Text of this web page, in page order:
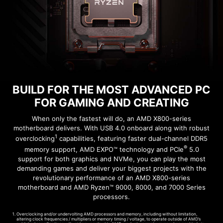
¡Añade más color si lo deseas! El conector
Mystic Light Extension ofrece una forma
intuitiva de controlar tiras RGB adicionales y
otros periféricos RGB añadidos al sistema, sin
AMBIENT LINK A-RAINBOW V2
ACTIVA TU PROTECCIÓN
DIGITAL CON NORTON 360
DELUXE
Múltiples capas de protección para tus
que incluyen nuestra VPN segura, además de
monitorización de la Dark Web, todo en una
única solución. Con las placas base MSI,
puedes disfrutar de una prueba gratuita de 60
días de Norton 360 Deluxe.
Hasta 50 GB de copia de seguridad en
la nube para PC
Protección contra amenazas en tiempo
real y cortafuegos inteligente
BUILD FOR THE MOST ADVANCED PC
FOR GAMING AND CREATING
When only the fastest will do, an AMD X800-series
motherboard delivers. With USB 4.0 onboard along with robust
overclocking1 capabilities, featuring faster dual-channel DDR5
memory support, AMD EXPO™ technology and PCIe®5.0
support for both graphics and NVMe, you can play the most
demanding games and deliver your biggest projects with the
revolutionary performance of an AMD X800-series
motherboard and AMD Ryzen™ 9000, 8000, and 7000 Series
processors.
Overclocking and/or undervolting AMD processors and memory, including without limitation,
altering clock frequencies / multipliers or memory timing / voltage, to operate outside of AMD’s